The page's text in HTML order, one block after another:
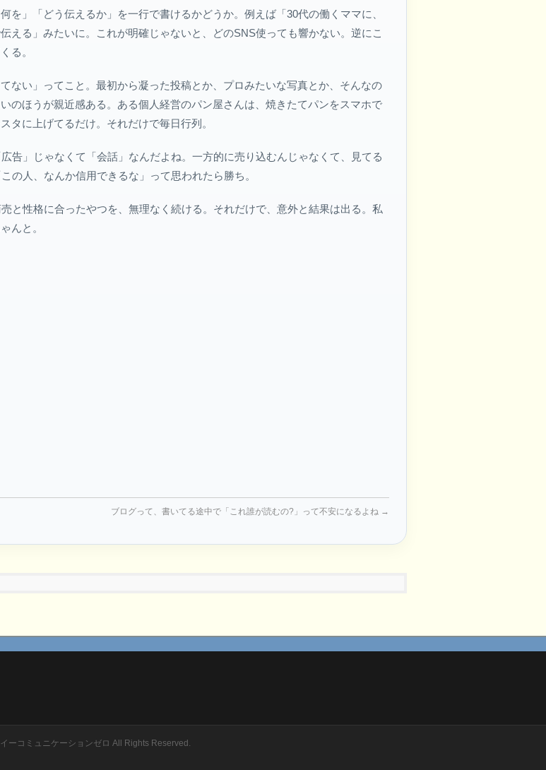
を」「どう伝えるか」を一行で書けるかどうか。例えば「30代の働くママに、
える」みたいに。これが明確じゃないと、どのSNS使っても響かない。逆にこ
る。
ない」ってこと。最初から凝った投稿とか、プロみたいな写真とか、そんなの
のほうが親近感ある。ある個人経営のパン屋さんは、焼きたてパンをスマホで
タに上げてるだけ。それだけで毎日行列。
告」じゃなくて「会話」なんだよね。一方的に売り込むんじゃなくて、見てる
の人、なんか信用できるな」って思われたら勝ち。
と性格に合ったやつを、無理なく続ける。それだけで、意外と結果は出る。私
んと。
ブログって、書いてる途中で「これ誰が読むの?」って不安になるよね →
イーコミュニケーションゼロ All Rights Reserved.